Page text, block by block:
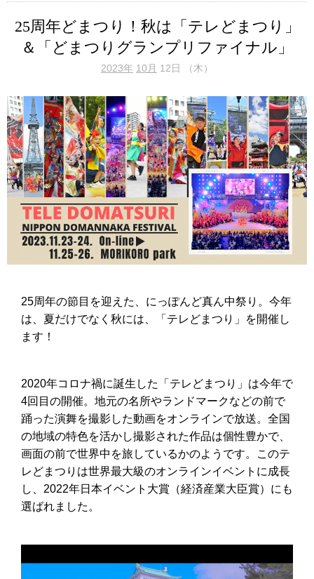
25周年どまつり！秋は「テレどまつり」
＆「どまつりグランプリファイナル」
2023年 10月 12日 （木）
25周年の節目を迎えた、にっぽんど真ん中祭り。今年
は、夏だけでなく秋には、「テレどまつり」を開催し
ます！
2020年コロナ禍に誕生した「テレどまつり」は今年で
4回目の開催。地元の名所やランドマークなどの前で
踊った演舞を撮影した動画をオンラインで放送。全国
の地域の特色を活かし撮影された作品は個性豊かで、
画面の前で世界中を旅しているかのようです。このテ
レどまつりは世界最大級のオンラインイベントに成長
し、2022年日本イベント大賞（経済産業大臣賞）にも
選ばれました。